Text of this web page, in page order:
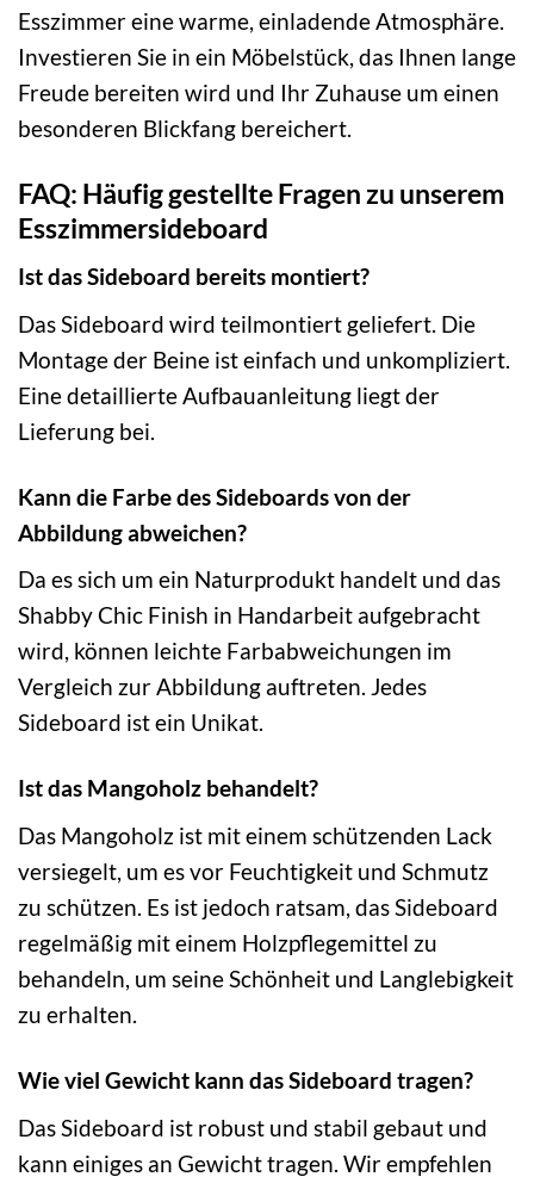
Esszimmer eine warme, einladende Atmosphäre.
Investieren Sie in ein Möbelstück, das Ihnen lange
Freude bereiten wird und Ihr Zuhause um einen
besonderen Blickfang bereichert.
FAQ: Häufig gestellte Fragen zu unserem
Esszimmersideboard
Ist das Sideboard bereits montiert?
Das Sideboard wird teilmontiert geliefert. Die
Montage der Beine ist einfach und unkompliziert.
Eine detaillierte Aufbauanleitung liegt der
Lieferung bei.
Kann die Farbe des Sideboards von der
Abbildung abweichen?
Da es sich um ein Naturprodukt handelt und das
Shabby Chic Finish in Handarbeit aufgebracht
wird, können leichte Farbabweichungen im
Vergleich zur Abbildung auftreten. Jedes
Sideboard ist ein Unikat.
Ist das Mangoholz behandelt?
Das Mangoholz ist mit einem schützenden Lack
versiegelt, um es vor Feuchtigkeit und Schmutz
zu schützen. Es ist jedoch ratsam, das Sideboard
regelmäßig mit einem Holzpflegemittel zu
behandeln, um seine Schönheit und Langlebigkeit
zu erhalten.
Wie viel Gewicht kann das Sideboard tragen?
Das Sideboard ist robust und stabil gebaut und
kann einiges an Gewicht tragen. Wir empfehlen